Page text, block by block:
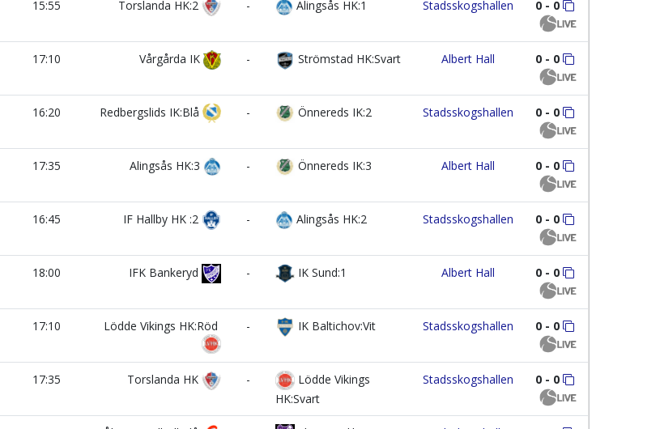
15:55 Torslanda HK:2 - Alingsås HK:1 Stadsskogshallen 0 - 0
17:10 Vårgårda IK - Strömstad HK:Svart Albert Hall 0 - 0
16:20 Redbergslids IK:Blå - Önnereds IK:2 Stadsskogshallen 0 - 0
17:35 Alingsås HK:3 - Önnereds IK:3 Albert Hall 0 - 0
16:45 IF Hallby HK :2 - Alingsås HK:2 Stadsskogshallen 0 - 0
18:00 IFK Bankeryd - IK Sund:1 Albert Hall 0 - 0
17:10 Lödde Vikings HK:Röd - IK Baltichov:Vit Stadsskogshallen 0 - 0
17:35 Torslanda HK -
Lödde Vikings
HK:Svart
Stadsskogshallen 0 - 0